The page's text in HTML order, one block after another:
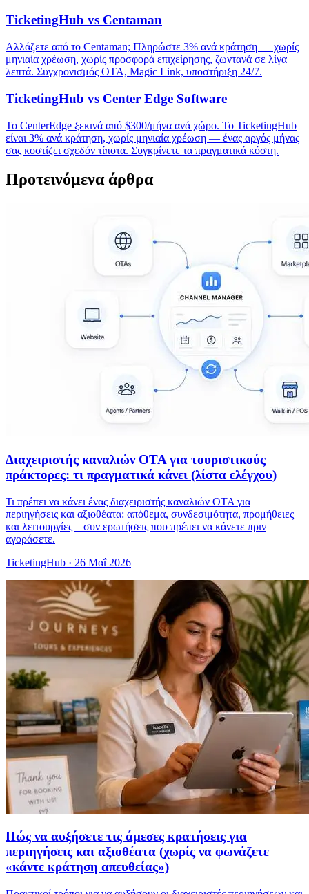
TicketingHub vs Centaman
Αλλάζετε από το Centaman; Πληρώστε 3% ανά κράτηση — χωρίς
μηνιαία χρέωση, χωρίς προσφορά επιχείρησης, ζωντανά σε λίγα
λεπτά. Συγχρονισμός OTA, Magic Link, υποστήριξη 24/7.
TicketingHub vs Center Edge Software
Το CenterEdge ξεκινά από $300/μήνα ανά χώρο. Το TicketingHub
είναι 3% ανά κράτηση, χωρίς μηνιαία χρέωση — ένας αργός μήνας
σας κοστίζει σχεδόν τίποτα. Συγκρίνετε τα πραγματικά κόστη.
Προτεινόμενα άρθρα
Διαχειριστής καναλιών OTA για τουριστικούς
πράκτορες: τι πραγματικά κάνει (λίστα ελέγχου)
Τι πρέπει να κάνει ένας διαχειριστής καναλιών OTA για
περιηγήσεις και αξιοθέατα: απόθεμα, συνδεσιμότητα, προμήθειες
και λειτουργίες—συν ερωτήσεις που πρέπει να κάνετε πριν
αγοράσετε.
TicketingHub · 26 Μαΐ 2026
Πώς να αυξήσετε τις άμεσες κρατήσεις για
περιηγήσεις και αξιοθέατα (χωρίς να φωνάζετε
«κάντε κράτηση απευθείας»)